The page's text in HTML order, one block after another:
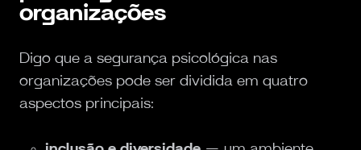
organizações
Digo que a segurança psicológica nas
organizações pode ser dividida em quatro
aspectos principais: